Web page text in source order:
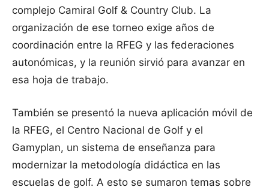
complejo Camiral Golf & Country Club. La
organización de ese torneo exige años de
coordinación entre la RFEG y las federaciones
autonómicas, y la reunión sirvió para avanzar en
esa hoja de trabajo.
También se presentó la nueva aplicación móvil de
la RFEG, el Centro Nacional de Golf y el
Gamyplan, un sistema de enseñanza para
modernizar la metodología didáctica en las
escuelas de golf. A esto se sumaron temas sobre